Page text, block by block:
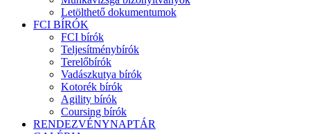
Letölthető dokumentumok
FCI BÍRÓK
FCI bírók
Teljesítménybírók
Terelőbírók
Vadászkutya bírók
Kotorék bírók
Agility bírók
Coursing bírók
RENDEZVÉNYNAPTÁR